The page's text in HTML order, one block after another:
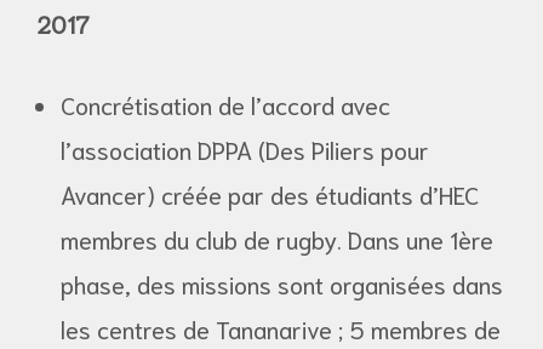
2017
Concrétisation de l’accord avec
l’association DPPA (Des Piliers pour
Avancer) créée par des étudiants d’HEC
membres du club de rugby. Dans une 1ère
phase, des missions sont organisées dans
les centres de Tananarive ; 5 membres de